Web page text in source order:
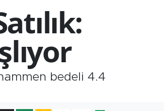
bedeli 4.4